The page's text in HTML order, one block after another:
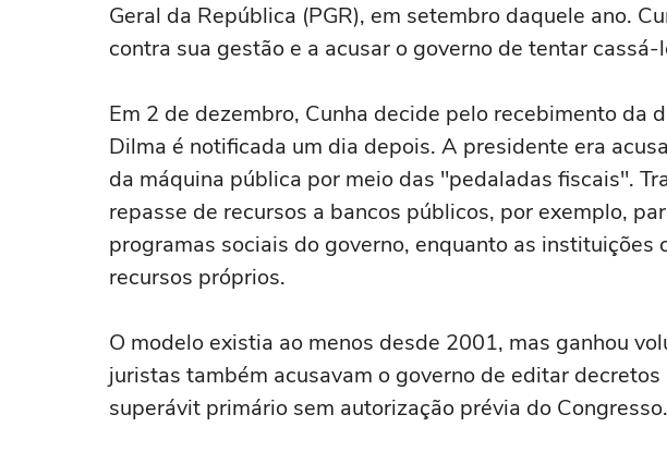
Geral da República (PGR), em setembro daquele ano.
contra sua gestão e a acusar o governo de tentar cassá-
Em 2 de dezembro, Cunha decide pelo recebimento da
Dilma é notificada um dia depois. A presidente era
da máquina pública por meio das "pedaladas fiscais".
repasse de recursos a bancos públicos, por exemplo,
programas sociais do governo, enquanto as instituições
recursos próprios.
O modelo existia ao menos desde 2001, mas ganhou
juristas também acusavam o governo de editar
superávit primário sem autorização prévia do Congresso.